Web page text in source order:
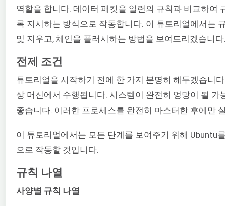
역할을 합니다. 데이터 패킷을 일련의 규칙과 비교하여
록 지시하는 방식으로 작동합니다. 이 튜토리얼에서는
및 지우고, 체인을 플러시하는 방법을 보여드리겠습니
전제 조건
튜토리얼을 시작하기 전에 한 가지 분명히 해두겠습니
상 머신에서 수행됩니다. 시스템이 완전히 엉망이 될
좋습니다. 이러한 프로세스를 완전히 마스터한 후에만
이 튜토리얼에서는 모든 단계를 보여주기 위해 Ubuntu
으로 작동할 것입니다.
규칙 나열
사양별 규칙 나열